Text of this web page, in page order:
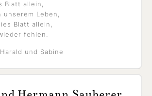
Blatt allein,
unserem Leben,
Blatt allein,
fehlen.
Harald und Sabine